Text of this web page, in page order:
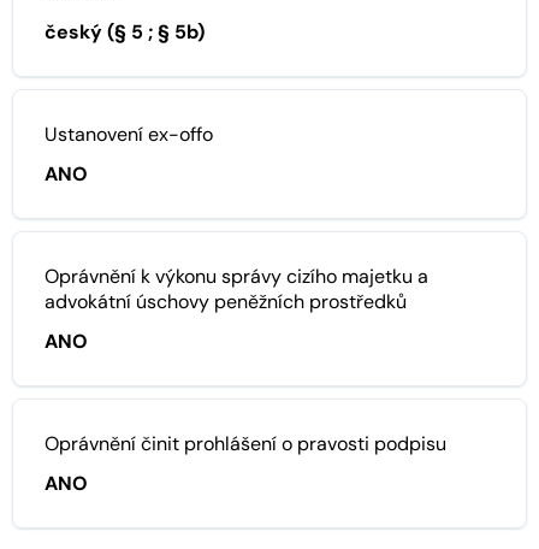
český (§ 5 ; § 5b)
Ustanovení ex-offo
ANO
Oprávnění k výkonu správy cizího majetku a
advokátní úschovy peněžních prostředků
ANO
Oprávnění činit prohlášení o pravosti podpisu
ANO